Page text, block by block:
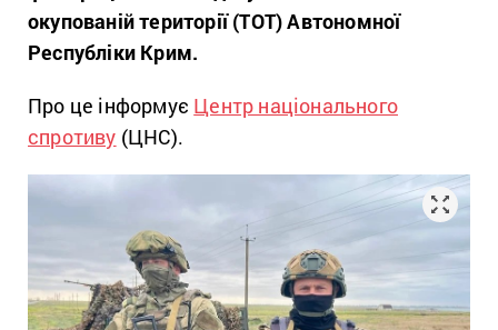
окупованій території (ТОТ) Автономної
Республіки Крим.
Про це інформує Центр національного
спротиву (ЦНС).